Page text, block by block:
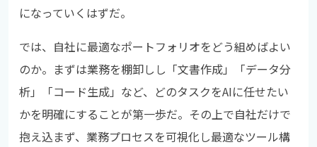
になっていくはずだ。
では、自社に最適なポートフォリオをどう組めばよい
のか。まずは業務を棚卸しし「文書作成」「データ分
析」「コード生成」など、どのタスクをAIに任せたい
かを明確にすることが第一歩だ。その上で自社だけで
抱え込まず、業務プロセスを可視化し最適なツール構